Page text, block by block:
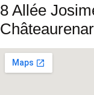
8 Allée